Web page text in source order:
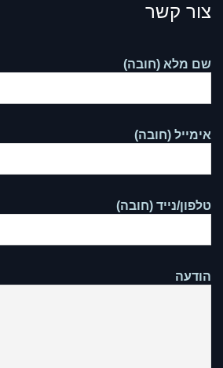
צור קשר
שם מלא (חובה)
אימייל (חובה)
טלפון/נייד (חובה)
הודעה